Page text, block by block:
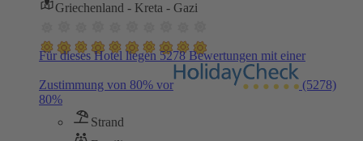
Griechenland - Kreta - Gazi
Für dieses Hotel liegen 5278 Bewertungen mit einer
Zustimmung von 80% vor
(5278)
80%
Strand